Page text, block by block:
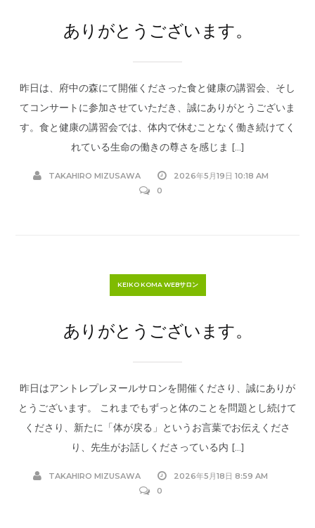
ありがとうございます。
昨日は、府中の森にて開催くださった食と健康の講習会、そし
てコンサートに参加させていただき、誠にありがとうございま
す。食と健康の講習会では、体内で休むことなく働き続けてく
れている生命の働きの尊さを感じま […]
TAKAHIRO MIZUSAWA
2026年5月19日 10:18 AM
0
KEIKO KOMA WEBサロン
ありがとうございます。
昨日はアントレプレヌールサロンを開催くださり、誠にありが
とうございます。 これまでもずっと体のことを問題とし続けて
くださり、新たに「体が戻る」というお言葉でお伝えくださ
り、先生がお話しくださっている内 […]
TAKAHIRO MIZUSAWA
2026年5月18日 8:59 AM
0